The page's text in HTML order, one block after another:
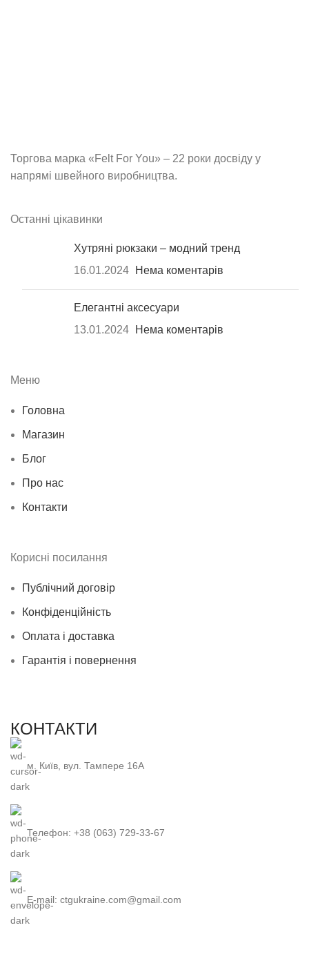
Торгова марка «Felt For You» – 22 роки досвіду у
напрямі швейного виробництва.
Останні цікавинки
Хутряні рюкзаки – модний тренд
16.01.2024
Нема коментарів
Елегантні аксесуари
13.01.2024
Нема коментарів
Меню
Головна
Магазин
Блог
Про нас
Контакти
Корисні посилання
Публічний договір
Конфіденційність
Оплата і доставка
Гарантія і повернення
КОНТАКТИ
м. Київ, вул. Тампере 16А
Телефон: +38 (063) 729-33-67
E-mail: ctgukraine.com@gmail.com